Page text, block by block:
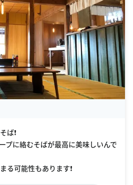
ば❗️
プに絡むそばが最高に美味しいんで
る可能性もあります❗️